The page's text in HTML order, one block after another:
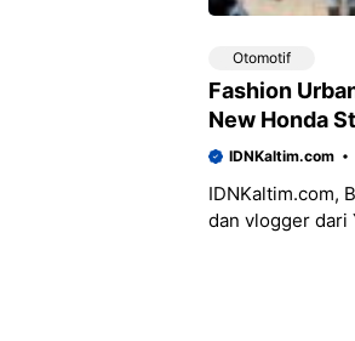
Otomotif
Fashion
New Honda
IDNKaltim.com
IDNKaltim.com,
dan vlogger dari